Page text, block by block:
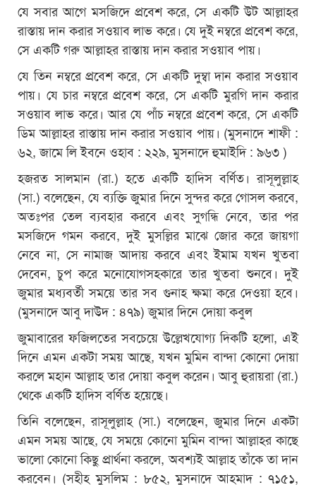
যে সবার আগে মসজিদে প্রবেশ করে, সে একটি উট আল্লাহর
রাস্তায় দান করার সওয়াব লাভ করে। যে দুই নম্বরে প্রবেশ করে,
সে একটি গরু আল্লাহর রাস্তায় দান করার সওয়াব পায়।
যে তিন নম্বরে প্রবেশ করে, সে একটি দুম্বা দান করার সওয়াব
পায়। যে চার নম্বরে প্রবেশ করে, সে একটি মুরগি দান করার
সওয়াব লাভ করে। আর যে পাঁচ নম্বরে প্রবেশ করে, সে একটি
ডিম আল্লাহর রাস্তায় দান করার সওয়াব পায়। (মুসনাদে শাফী :
৬২, জামে লি ইবনে ওহাব : ২২৯, মুসনাদে হুমাইদি : ৯৬৩ )
হজরত সালমান (রা.) হতে একটি হাদিস বর্ণিত। রাসূলুল্লাহ
(সা.) বলেছেন, যে ব্যক্তি জুমার দিনে সুন্দর করে গোসল করবে,
অতঃপর তেল ব্যবহার করবে এবং সুগন্ধি নেবে, তার পর
মসজিদে গমন করবে, দুই মুসল্লির মাঝে জোর করে জায়গা
নেবে না, সে নামাজ আদায় করবে এবং ইমাম যখন খুতবা
দেবেন, চুপ করে মনোযোগসহকারে তার খুতবা শুনবে। দুই
জুমার মধ্যবর্তী সময়ে তার সব গুনাহ ক্ষমা করে দেওয়া হবে।
(মুসনাদে আবু দাউদ : ৪৭৯) জুমার দিনে দোয়া কবুল
জুমাবারের ফজিলতের সবচেয়ে উল্লেখযোগ্য দিকটি হলো, এই
দিনে এমন একটা সময় আছে, যখন মুমিন বান্দা কোনো দোয়া
করলে মহান আল্লাহ তার দোয়া কবুল করেন। আবু হুরায়রা (রা.)
থেকে একটি হাদিস বর্ণিত হয়েছে।
তিনি বলেছেন, রাসূলুল্লাহ (সা.) বলেছেন, জুমার দিনে একটা
এমন সময় আছে, যে সময়ে কোনো মুমিন বান্দা আল্লাহর কাছে
ভালো কোনো কিছু প্রার্থনা করলে, অবশ্যই আল্লাহ তাঁকে তা দান
করবেন। (সহীহ মুসলিম : ৮৫২, মুসনাদে আহমাদ : ৭১৫১,